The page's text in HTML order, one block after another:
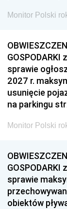
Monitor Polski
GOSPODARKI
sprawie
2027 r.
usunięcie
na parkingu
Monitor Polski
GOSPODARKI
sprawie
obiektów